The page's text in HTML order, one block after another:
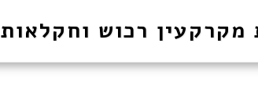
רכוש וחקלאות